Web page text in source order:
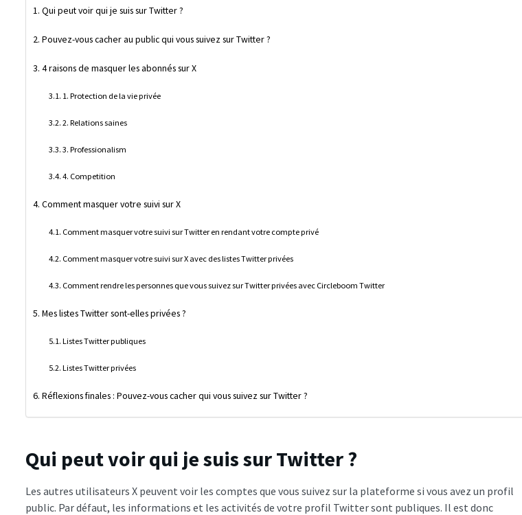
Qui peut voir qui je suis sur Twitter ?
Pouvez-vous cacher au public qui vous suivez sur Twitter ?
4 raisons de masquer les abonnés sur X
1. Protection de la vie privée
2. Relations saines
3. Professionalism
4. Competition
Comment masquer votre suivi sur X
Comment masquer votre suivi sur Twitter en rendant votre compte privé
Comment masquer votre suivi sur X avec des listes Twitter privées
Comment rendre les personnes que vous suivez sur Twitter privées avec Circleboom Twitter
Mes listes Twitter sont-elles privées ?
Listes Twitter publiques
Listes Twitter privées
Réflexions finales : Pouvez-vous cacher qui vous suivez sur Twitter ?
Qui peut voir qui je suis sur Twitter ?
Les autres utilisateurs X peuvent voir les comptes que vous suivez sur la plateforme si vous avez un profil
public. Par défaut, les informations et les activités de votre profil Twitter sont publiques. Il est donc